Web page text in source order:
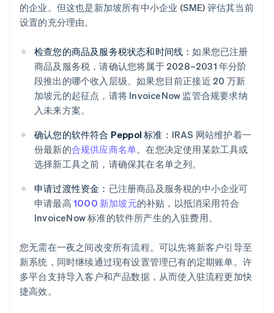
的企业。但这也是新加坡所有中小企业 (SME) 评估其当前
设置的充分理由。
检查您的商品及服务税状态和时间线：如果您已注册
商品及服务税，请确认您将属于 2028–2031 年分阶
段推出的哪个收入层级。如果您目前正接近 20 万新
加坡元的起征点，请将 InvoiceNow 监管合规要求纳
入未来方案。
确认您的软件符合 Peppol 标准： IRAS 网站维护着一
份最新的合规供应商名单。在您决定使用某款工具或
选择新工具之前，请确保其在名单之列。
申请过渡性资金： 已注册商品及服务税的中小企业可
申请最高 1000 新加坡元的补贴，以抵消采用符合
InvoiceNow 标准的软件所产生的入驻费用。
您无需在一夜之间改变所有流程。可以先将新客户引导至
新系统，同时继续通过现有设置管理已有的定期账单。许
多平台支持导入客户和产品数据，从而使入驻流程更加快
捷高效。